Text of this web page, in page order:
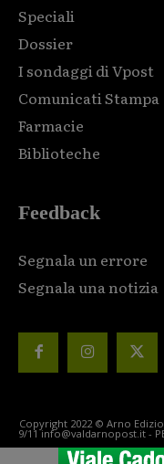
Speciali
Dossier
I sondaggi di Vpost
Comunicati Stampa
Farmacie
Biblioteche
Feedback
Segnala un errore
Segnala una notizia
Copyright 2022 © Arno
9/11 info@valdarnopost.it -